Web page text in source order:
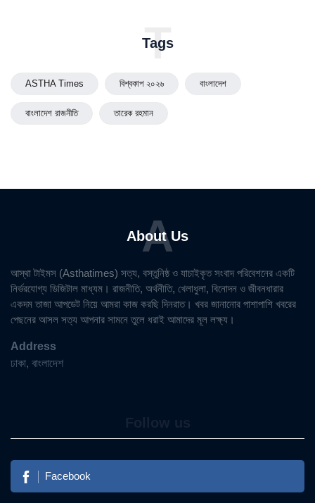
Tags
T
ASTHA Times বিশ্বকাপ ২০২৬ বাংলাদেশ
বাংলাদেশ রাজনীতি তারেক রহমান
About Us
A
আস্থা টাইমস (Asthatimes) সত্য, বস্তুনিষ্ঠ ও যাচাইকৃত সংবাদ পরিবেশনের একটি
নির্ভরযোগ্য ডিজিটাল মাধ্যম। রাজনীতি, অর্থনীতি, খেলাধুলা, বিনোদন ও জীবনধারার
একদম তাজা আপডেট নিয়ে আমরা কাজ করছি দিনরাত। খবর জানানোর পাশাপাশি খবরের
পেছনের আসল সত্য আপনার সামনে তুলে ধরাই আমাদের মূল লক্ষ্য।
Address
ঢাকা, বাংলাদেশ
Facebook